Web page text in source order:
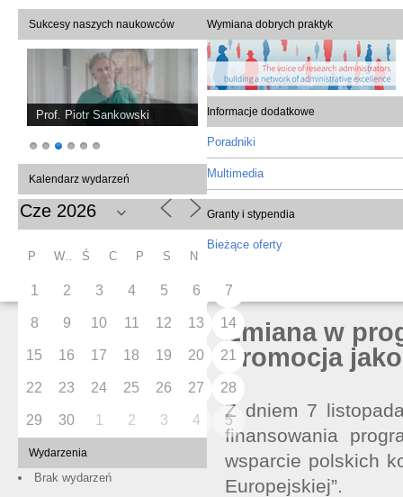
Sukcesy naszych naukowców
Prof. Piotr Sankowski
Kalendarz wydarzeń
P Ś C P S N
1 2 3 4 5 6 7
8 9 10 11 12 13 14
15 16 17 18 19 20 21
22 23 24 25 26 27 28
29 30 1 2 3 4 5
Wydarzenia
Brak wydarzeń
Wymiana dobrych praktyk
Informacje dodatkowe
Poradniki
Multimedia
Granty i stypendia
Bieżące oferty
Zmiana w
promocja
Z dniem 7
finansowania
wsparcie polskich
Europejskiej”.